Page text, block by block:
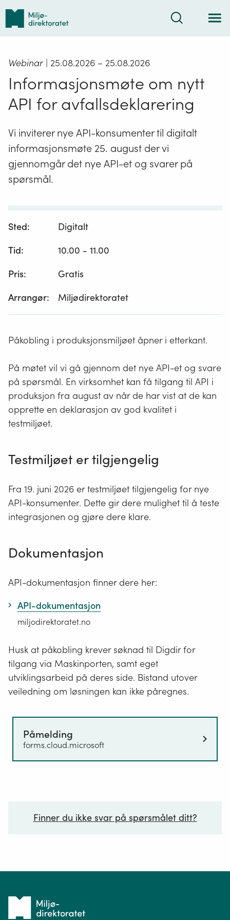
Tilbake
forsiden
Søk
Webinar | 25.08.2026 – 25.08.2026
Informasjonsmøte om nytt
API for avfallsdeklarering
Vi inviterer nye API-konsumenter til digitalt
informasjonsmøte 25. august der vi
gjennomgår det nye API-et og svarer på
spørsmål.
Sted:
Digitalt
Tid:
10.00 - 11.00
Pris:
Gratis
Arrangør:
Miljødirektoratet
Påkobling i produksjonsmiljøet åpner i etterkant.
På møtet vil vi gå gjennom det nye API-et og svare
på spørsmål. En virksomhet kan få tilgang til API i
produksjon fra august av når de har vist at de kan
opprette en deklarasjon av god kvalitet i
testmiljøet.
Testmiljøet ertilgjengelig
Fra 19. juni 2026 er testmiljøet tilgjengelig for nye
API-konsumenter. Dette gir dere mulighet til å teste
integrasjonen og gjøre dere klare.
Dokumentasjon
API-dokumentasjon finner dere her:
API-dokumentasjon
miljodirektoratet.no
Husk at påkobling krever søknad til Digdir for
tilgang via Maskinporten, samt eget
utviklingsarbeid på deres side. Bistand utover
veiledning om løsningen kan ikke påregnes.
Påmelding
forms.cloud.microsoft
Finner du ikke svar på spørsmålet ditt?
Tilbake